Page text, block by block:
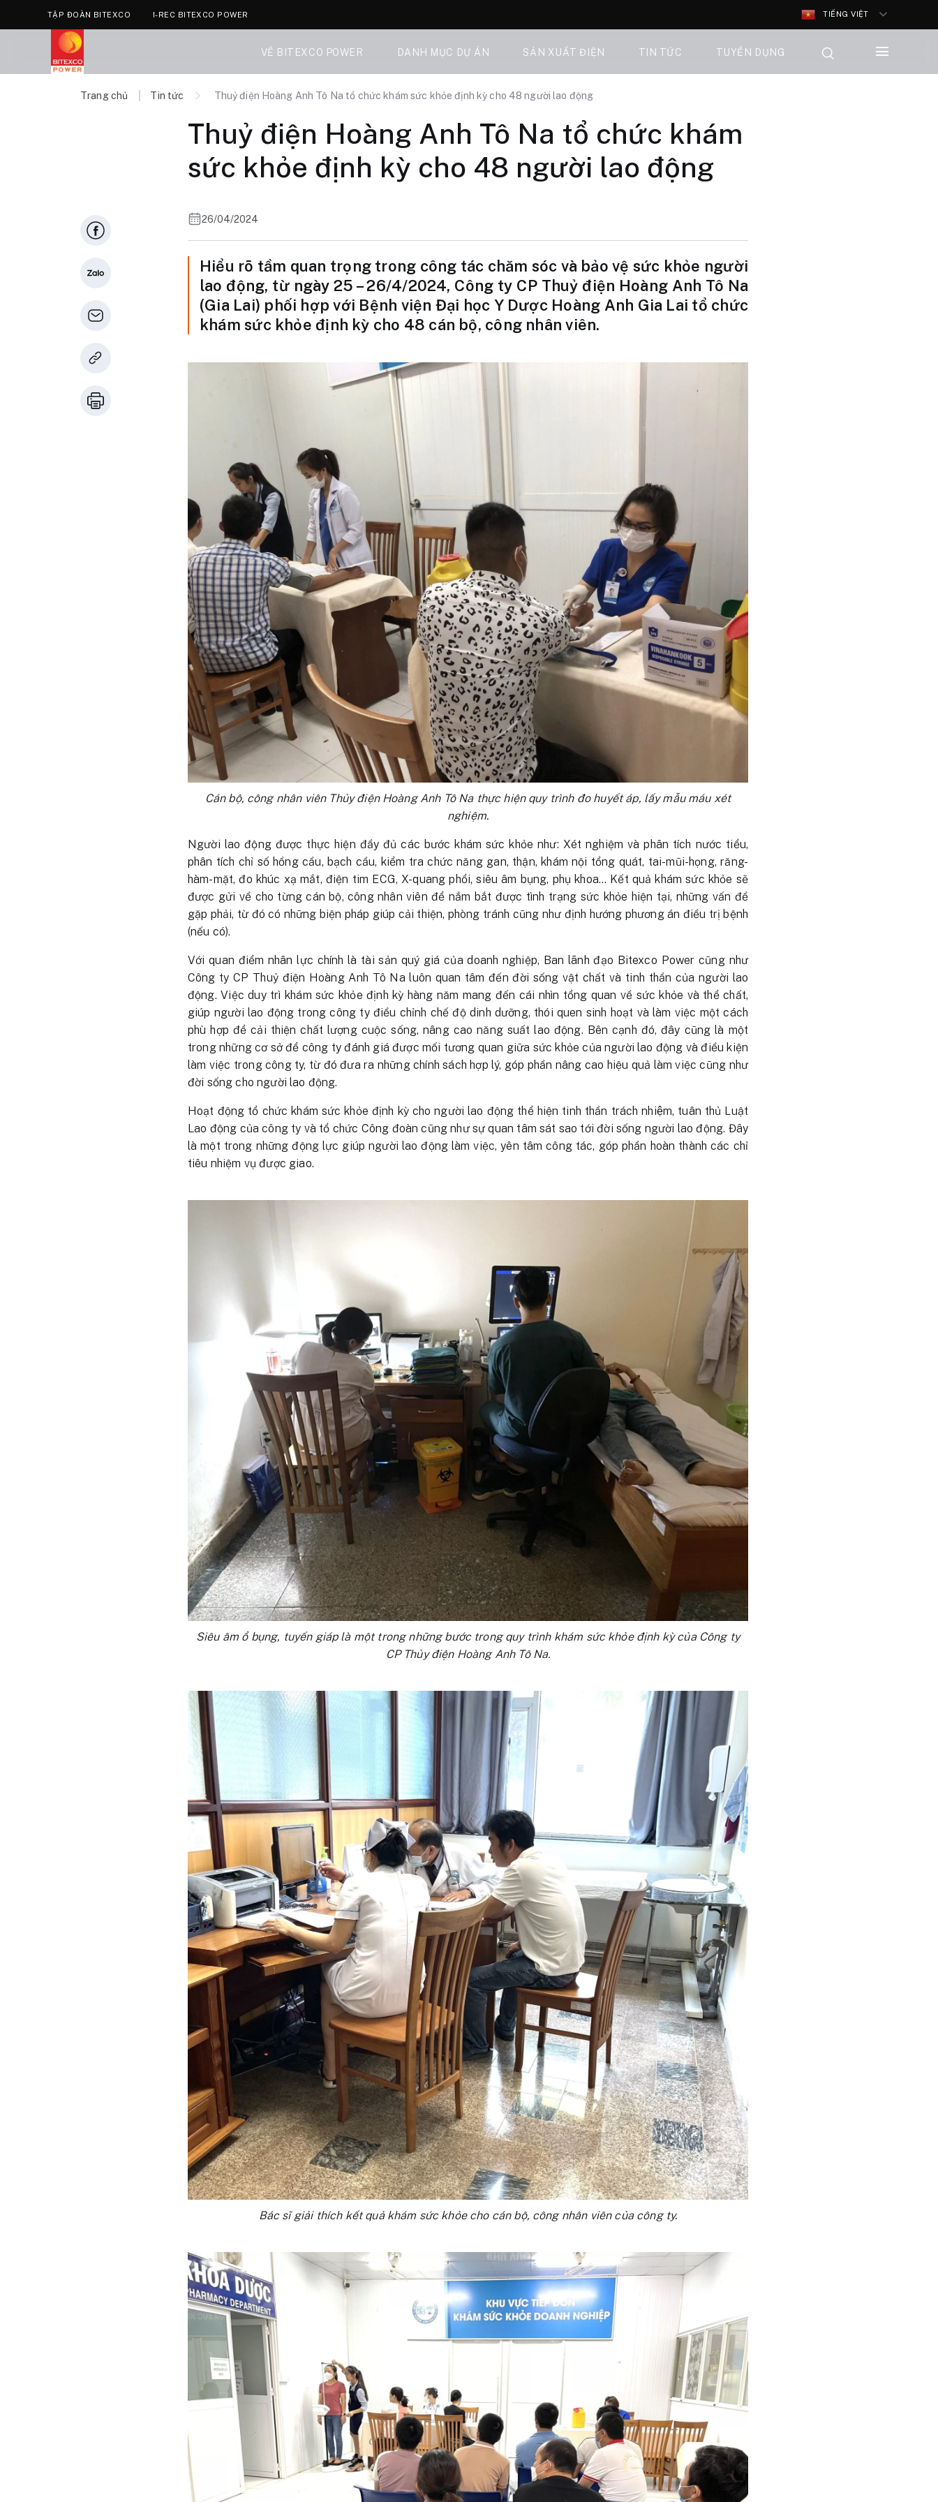
TẬP ĐOÀN BITEXCO I-REC BITEXCO POWER TIẾNG VIỆT
VỀ BITEXCO POWER DANH MỤC DỰ ÁN SẢN XUẤT ĐIỆN TIN TỨC TUYỂN DỤNG
Trang chủ Tin tức Thuỷ điện Hoàng Anh Tô Na tổ chức khám sức khỏe định kỳ cho 48 người lao động
Thuỷ điện Hoàng Anh Tô Na tổ chức khám
sức khỏe định kỳ cho 48 người lao động
26/04/2024
Hiểu rõ tầm quan trọng trong công tác chăm sóc và bảo vệ sức khỏe người
lao động, từ ngày 25 – 26/4/2024, Công ty CP Thuỷ điện Hoàng Anh Tô Na
(Gia Lai) phối hợp với Bệnh viện Đại học Y Dược Hoàng Anh Gia Lai tổ chức
khám sức khỏe định kỳ cho 48 cán bộ, công nhân viên.
Cán bộ, công nhân viên Thủy điện Hoàng Anh Tô Na thực hiện quy trình đo huyết áp, lấy mẫu máu xét
nghiệm.
Người lao động được thực hiện đầy đủ các bước khám sức khỏe như: Xét nghiệm và phân tích nước tiểu,
phân tích chỉ số hồng cầu, bạch cầu, kiểm tra chức năng gan, thận, khám nội tổng quát, tai-mũi-họng, răng-
hàm-mặt, đo khúc xạ mắt, điện tim ECG, X-quang phổi, siêu âm bụng, phụ khoa… Kết quả khám sức khỏe sẽ
được gửi về cho từng cán bộ, công nhân viên để nắm bắt được tình trạng sức khỏe hiện tại, những vấn đề
gặp phải, từ đó có những biện pháp giúp cải thiện, phòng tránh cũng như định hướng phương án điều trị bệnh
(nếu có).
Với quan điểm nhân lực chính là tài sản quý giá của doanh nghiệp, Ban lãnh đạo Bitexco Power cũng như
Công ty CP Thuỷ điện Hoàng Anh Tô Na luôn quan tâm đến đời sống vật chất và tinh thần của người lao
động. Việc duy trì khám sức khỏe định kỳ hàng năm mang đến cái nhìn tổng quan về sức khỏe và thể chất,
giúp người lao động trong công ty điều chỉnh chế độ dinh dưỡng, thói quen sinh hoạt và làm việc một cách
phù hợp để cải thiện chất lượng cuộc sống, nâng cao năng suất lao động. Bên cạnh đó, đây cũng là một
trong những cơ sở để công ty đánh giá được mối tương quan giữa sức khỏe của người lao động và điều kiện
làm việc trong công ty, từ đó đưa ra những chính sách hợp lý, góp phần nâng cao hiệu quả làm việc cũng như
đời sống cho người lao động.
Hoạt động tổ chức khám sức khỏe định kỳ cho người lao động thể hiện tinh thần trách nhiệm, tuân thủ Luật
Lao động của công ty và tổ chức Công đoàn cũng như sự quan tâm sát sao tới đời sống người lao động. Đây
là một trong những động lực giúp người lao động làm việc, yên tâm công tác, góp phần hoàn thành các chỉ
tiêu nhiệm vụ được giao.
Siêu âm ổ bụng, tuyến giáp là một trong những bước trong quy trình khám sức khỏe định kỳ của Công ty
CP Thủy điện Hoàng Anh Tô Na.
Bác sĩ giải thích kết quả khám sức khỏe cho cán bộ, công nhân viên của công ty.